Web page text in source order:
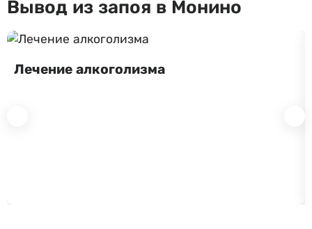
Вывод из запоя в Монино
Лечение алкоголизма